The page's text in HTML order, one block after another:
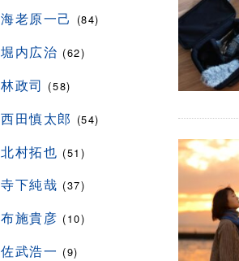
海老原一己 (84)
堀内広治 (62)
林政司 (58)
西田慎太郎 (54)
北村拓也 (51)
寺下純哉 (37)
布施貴彦 (10)
佐武浩一 (9)